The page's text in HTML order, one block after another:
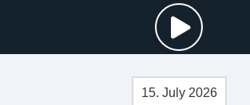
15. July 2026